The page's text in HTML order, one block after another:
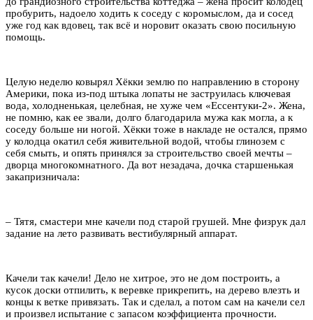
пробурить, надоело ходить к соседу с коромыслом, да и сосед
уже год как вдовец, так всё и норовит оказать свою посильную
помощь.
Целую неделю ковырял Хёкки землю по направлению в сторону
Америки, пока из-под штыка лопаты не заструилась ключевая
вода, холодненькая, целебная, не хуже чем «Ессентуки-2». Жена,
не помню, как ее звали, долго благодарила мужа как могла, а к
соседу больше ни ногой. Хёкки тоже в накладе не остался, прямо
у колодца окатил себя живительной водой, чтобы глинозем с
себя смыть, и опять принялся за строительство своей мечты –
дворца многокомнатного. Да вот незадача, дочка старшенькая
закапризничала:
– Тятя, смастери мне качели под старой грушей. Мне физрук дал
задание на лето развивать вестибулярный аппарат.
Качели так качели! Дело не хитрое, это не дом построить, а
кусок доски отпилить, к веревке прикрепить, на дерево влезть и
концы к ветке привязать. Так и сделал, а потом сам на качели сел
и произвел испытание с запасом коэффициента прочности.